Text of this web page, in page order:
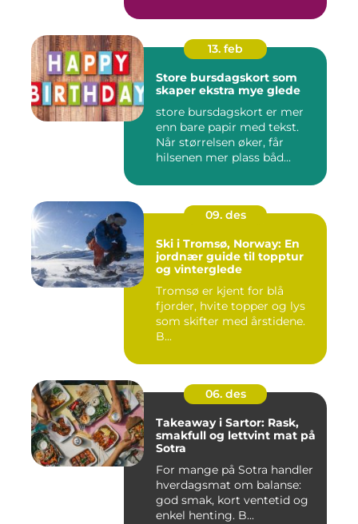
13. feb
Store bursdagskort som
skaper ekstra mye glede
store bursdagskort er mer
enn bare papir med tekst.
Når størrelsen øker, får
hilsenen mer plass båd...
09. des
Ski i Tromsø, Norway: En
jordnær guide til topptur
og vinterglede
Tromsø er kjent for blå
fjorder, hvite topper og lys
som skifter med årstidene.
B...
06. des
Takeaway i Sartor: Rask,
smakfull og lettvint mat på
Sotra
For mange på Sotra handler
hverdagsmat om balanse:
god smak, kort ventetid og
enkel henting. B...